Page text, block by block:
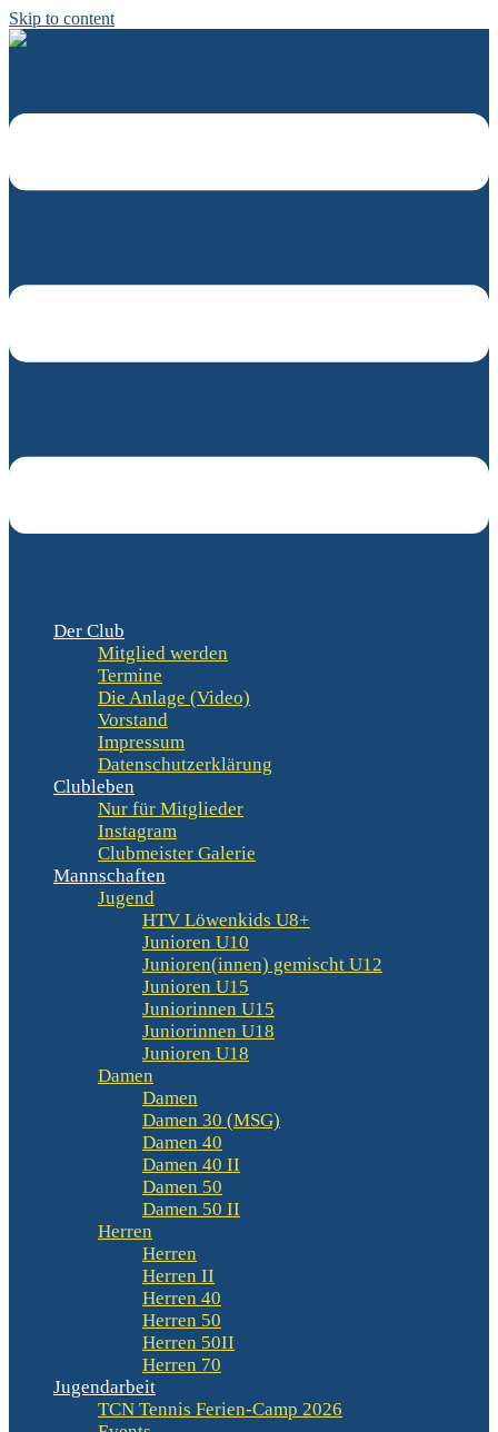
Skip to content
Der Club
Mitglied werden
Termine
Die Anlage (Video)
Vorstand
Impressum
Datenschutzerklärung
Clubleben
Nur für Mitglieder
Instagram
Clubmeister Galerie
Mannschaften
Jugend
HTV Löwenkids U8+
Junioren U10
Junioren(innen) gemischt U12
Junioren U15
Juniorinnen U15
Juniorinnen U18
Junioren U18
Damen
Damen
Damen 30 (MSG)
Damen 40
Damen 40 II
Damen 50
Damen 50 II
Herren
Herren
Herren II
Herren 40
Herren 50
Herren 50II
Herren 70
Jugendarbeit
TCN Tennis Ferien-Camp 2026